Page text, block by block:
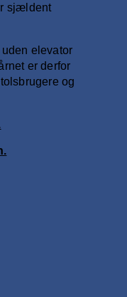
sjældent
elevator
er derfor
og